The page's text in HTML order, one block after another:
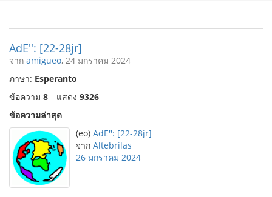
AdE'': [22-28jr]
จาก amigueo, 24 มกราคม 2024
ภาษา: Esperanto
ข้อความ 8 แสดง 9326
ข้อความล่าสุด
(eo) AdE'': [22-28jr]
จาก Altebrilas
26 มกราคม 2024